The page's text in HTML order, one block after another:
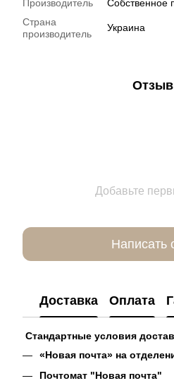
Производитель
Собственное
Страна
производитель
Украина
Добавьте
Написать
Доставка Оплата
Стандартные условия
«Новая почта» на
Почтомат "Новая почта"